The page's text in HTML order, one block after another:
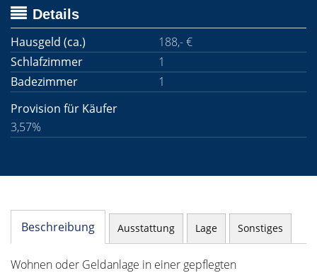
Details
Hausgeld (ca.)
188,- €
Schlafzimmer
1
Badezimmer
1
Provision für Käufer
3,57%
Beschreibung Ausstattung Lage Sonstiges
Wohnen oder Geldanlage in einer gepflegten